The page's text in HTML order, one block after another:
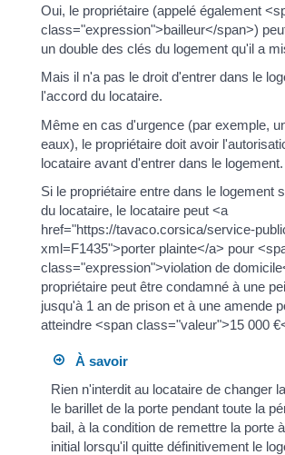
Oui, le propriétaire (appelé également
class="expression">bailleur</span>)
un double des clés du logement qu'il a
Mais il n'a pas le droit d'entrer dans le
l'accord du locataire.
Même en cas d'urgence (par exemple,
eaux), le propriétaire doit avoir
locataire avant d'entrer dans le logement.
Si le propriétaire entre dans le logement
du locataire, le locataire peut <a
href="https://tavaco.corsica/service-
xml=F1435">porter plainte</a> pour
class="expression">violation de
propriétaire peut être condamné à une
jusqu'à 1 an de prison et à une amende
atteindre <span class="valeur">15 000
À savoir
Rien n'interdit au locataire de changer
le barillet de la porte pendant toute la
bail, à la condition de remettre la porte
initial lorsqu'il quitte définitivement le